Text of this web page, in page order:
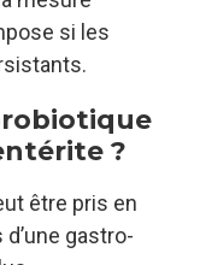
si les
?
être pris en
gastro-